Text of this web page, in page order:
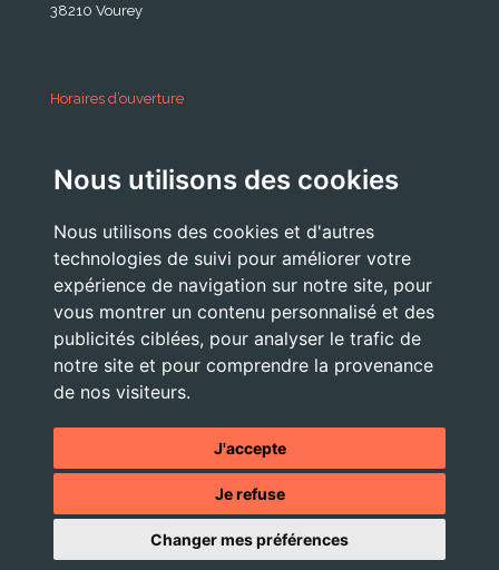
Nous utilisons des cookies
Nous utilisons des cookies et d'autres
technologies de suivi pour améliorer votre
expérience de navigation sur notre site, pour
vous montrer un contenu personnalisé et des
publicités ciblées, pour analyser le trafic de
notre site et pour comprendre la provenance
de nos visiteurs.
J'accepte
Je refuse
Changer mes préférences
38210 Vourey
Horaires d’ouverture
Lundi . Mardi : 10h 12h /16h 18h30
Jeudi . Vendredi : 13h30 / 17h
Nous Contacter
accueil@commune-vourey.fr
© 2026 - Tous droits réservés -Mentions légales- Site réalisé
agence web OXIWIZ située dans le Pays Voironnais